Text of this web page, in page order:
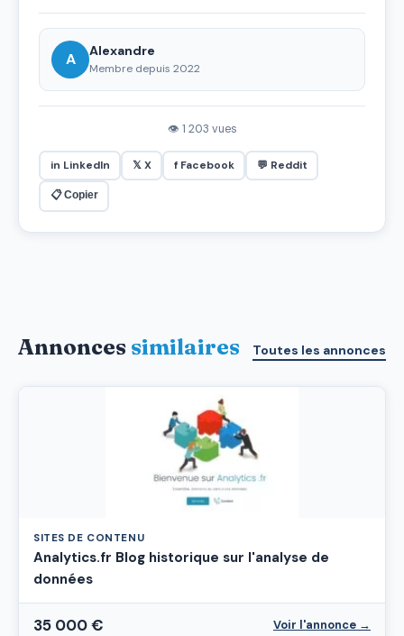
A Alexandre
Membre depuis 2022
👁 1 203 vues
in LinkedIn 𝕏 X f Facebook 💬 Reddit
📋 Copier
Annonces similaires Toutes les annonces
SITES DE CONTENU
Analytics.fr Blog historique sur l'analyse de
données
35 000 € Voir l'annonce →